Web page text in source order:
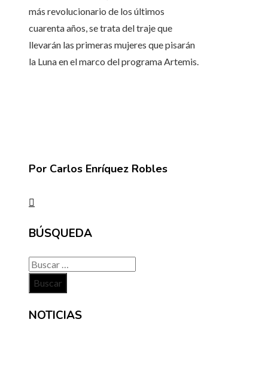
más revolucionario de los últimos
cuarenta años, se trata del traje que
llevarán las primeras mujeres que pisarán
la Luna en el marco del programa Artemis.
Por Carlos Enríquez Robles
BÚSQUEDA
Buscar:
NOTICIAS